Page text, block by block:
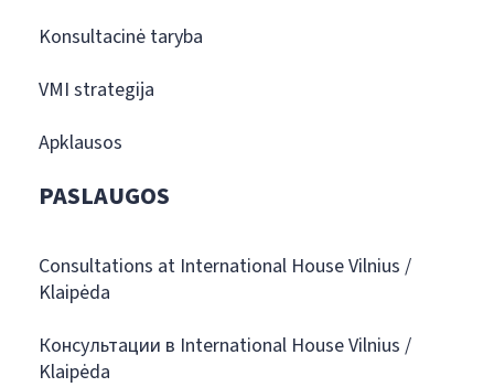
Konsultacinė taryba
VMI strategija
Apklausos
PASLAUGOS
Consultations at International House Vilnius /
Klaipėda
Консультации в International House Vilnius /
Klaipėda